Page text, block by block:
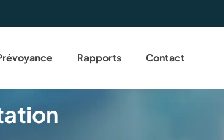
Rapports Contact